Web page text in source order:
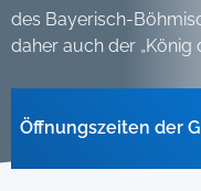
des Bayerisch-
daher auch der „König
Öffnungszeiten der
Anlagen im April
Rodelbahn
geschlossen